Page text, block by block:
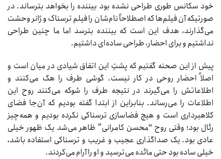
خود سکانس طوری طراحی نشده بود بیننده را بخواهد بترساند. در
صورتیکه آن فیلم‌ها که اصطلاحاً نام‌شان را فیلم ترسناک و ژانر وحشت
می‌‌گذارند، هدف این است که بیننده بترسد اما ما چنین طراحی
نداشتیم و برای احضار، طراحی ساده‌ای داشتیم.
پیش از این صحنه گفتیم که پشتِ این اتفاق شیادی در میان است و
اصلاً احضار روحی در کار نیست. گوشی طرف را هک می‌کنند و
اطلاعاتش را می‌گیرند در نتیجه طرف را شوکه می‌کنند روح این
اطلاعات را می‌رساند. بنابراین از ابتدا گفته بودیم که آن‌جا فضای
کلاهبرداری است و هیچ فضاسازی ترسناکی نکرده بودیم و همه‌چیز
رئال بود؛ وقتی روح “محسن کامرانی” ظاهر می‌شد یک ظهور خیلی
عادی بود. یک صداگذاری عجیب و غریب و ترسناکی استفاده باشد،
خیلی ساده بود حتی مائده می‌ترسید و او را آرام می‌کردند.